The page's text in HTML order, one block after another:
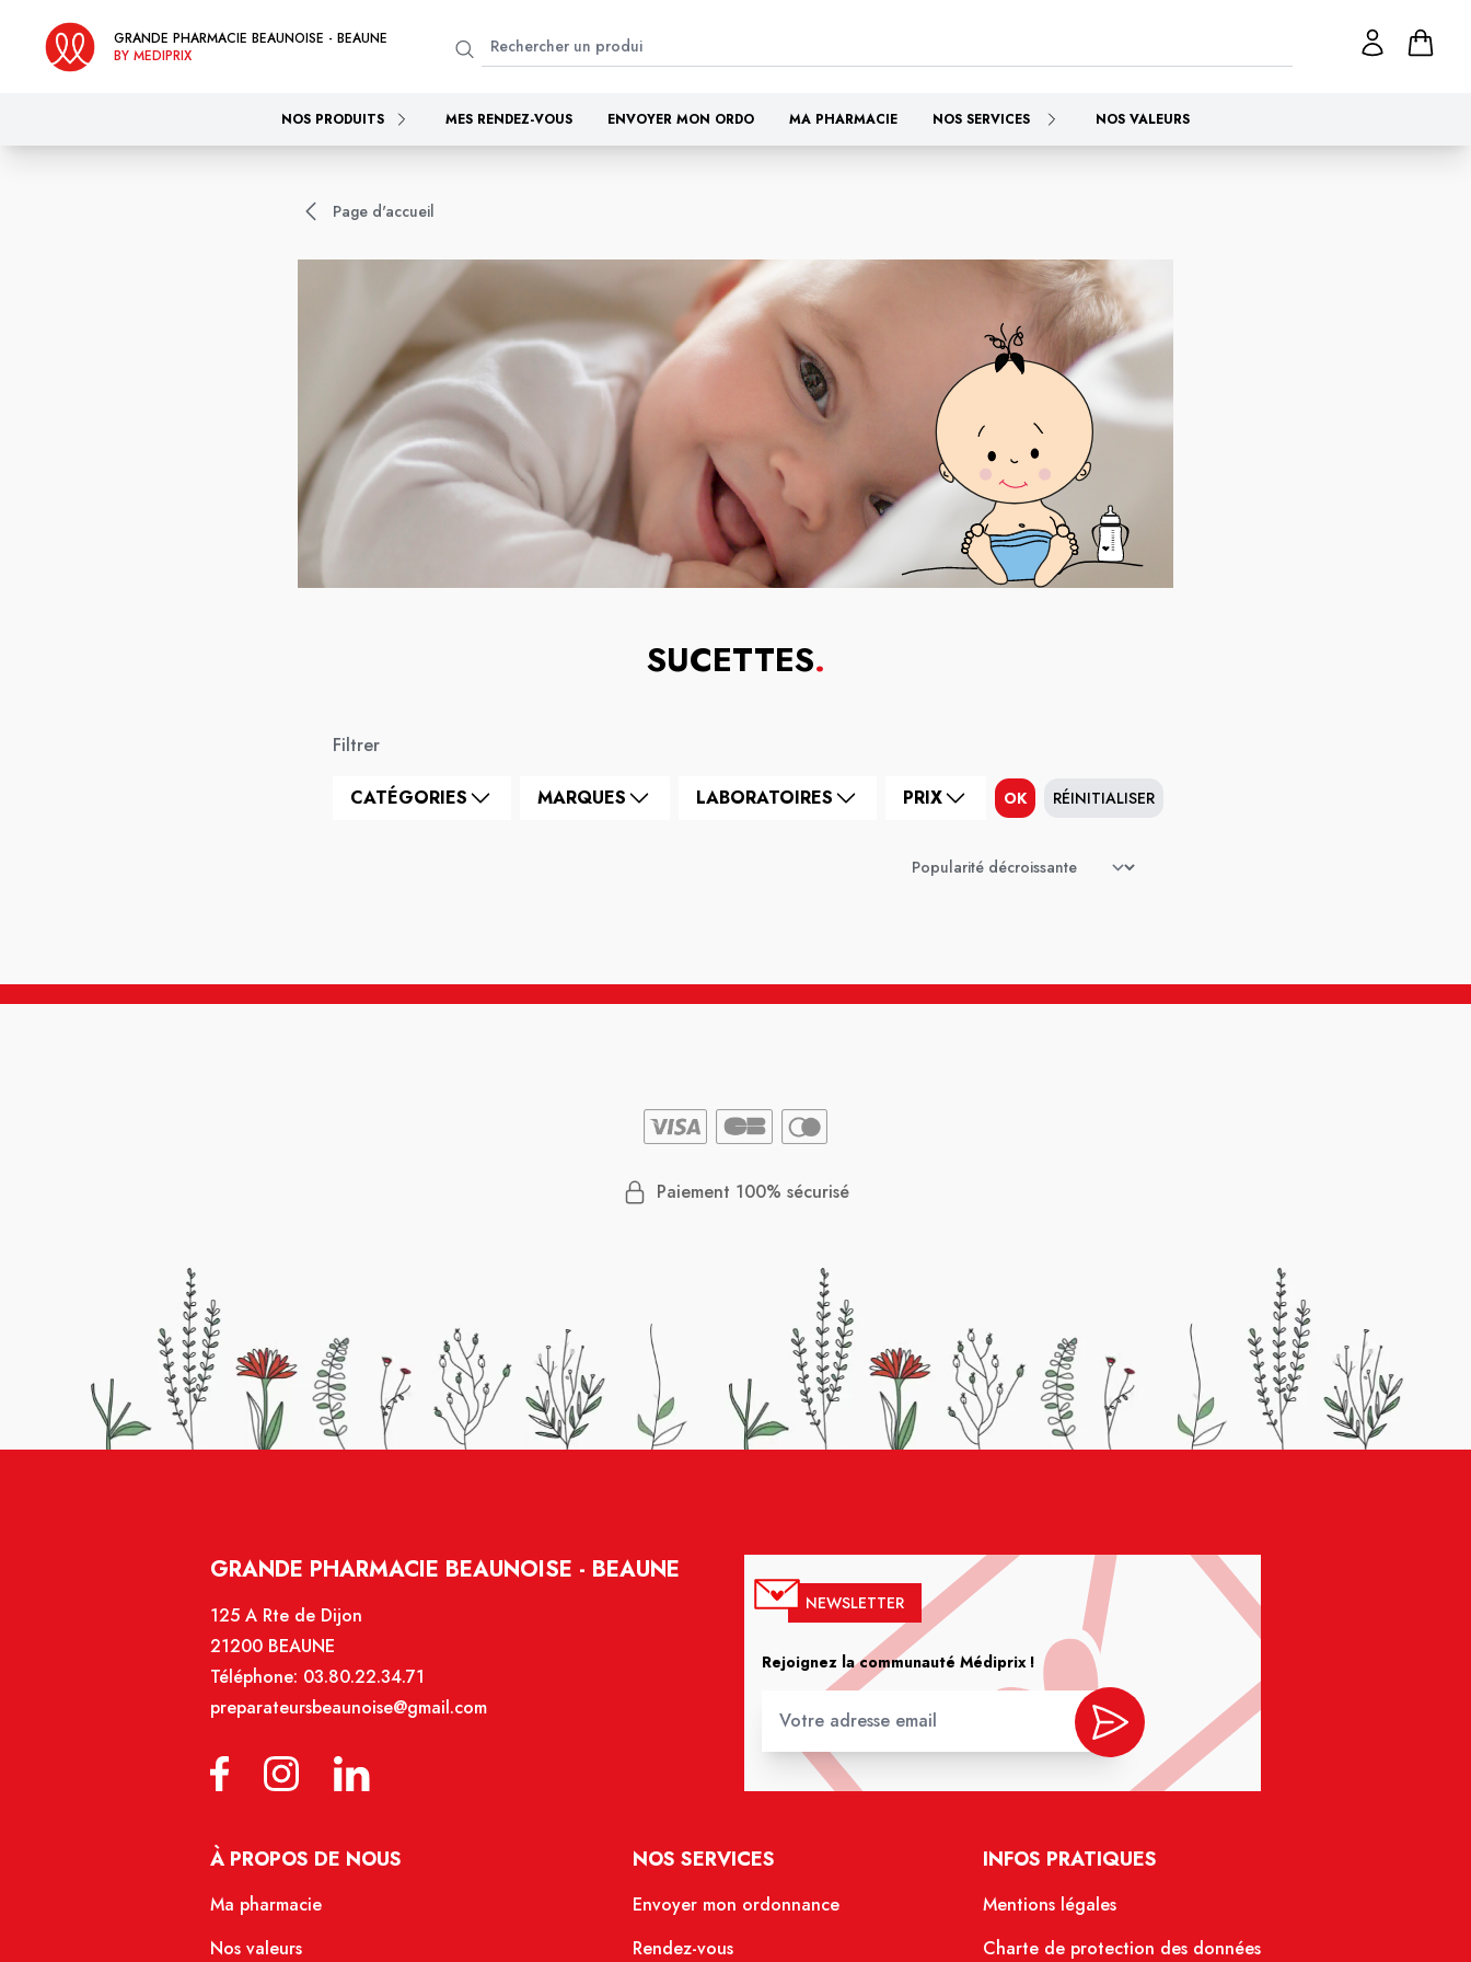
GRANDE PHARMACIE BEAUNOISE - BEAUNE
BY MEDIPRIX
NOS PRODUITS MES RENDEZ-VOUS ENVOYER MON ORDO MA PHARMACIE NOS SERVICES NOS VALEURS
Page d'accueil
SUCETTES.
Filtrer
CATÉGORIES MARQUES LABORATOIRES PRIX OK RÉINITIALISER
Paiement 100% sécurisé
GRANDE PHARMACIE BEAUNOISE - BEAUNE
125 A Rte de Dijon
21200 BEAUNE
Téléphone: 03.80.22.34.71
preparateursbeaunoise@gmail.com
NEWSLETTER
Rejoignez la communauté Médiprix !
À PROPOS DE NOUS
Ma pharmacie
Nos valeurs
NOS SERVICES
Envoyer mon ordonnance
Rendez-vous
INFOS PRATIQUES
Mentions légales
Charte de protection des données